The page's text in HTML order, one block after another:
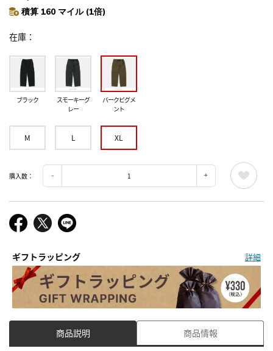
積算 160 マイル (1倍)
在庫
ブラック
スモーキーグ
レー
バークピグメ
ント
M L XL
購入数：
ギフトラッピング 詳細
商品説明 商品情報